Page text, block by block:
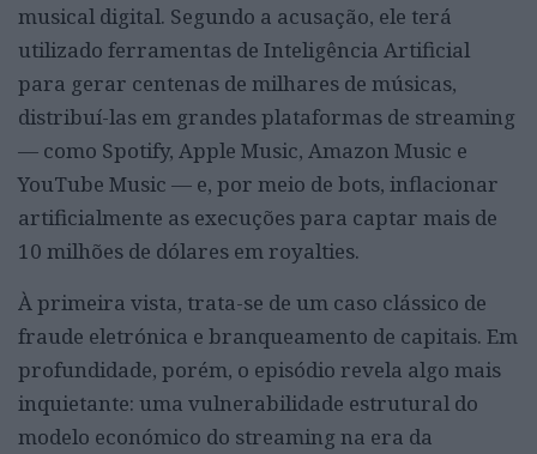
musical digital. Segundo a acusação, ele terá
utilizado ferramentas de Inteligência Artificial
para gerar centenas de milhares de músicas,
distribuí-las em grandes plataformas de streaming
— como Spotify, Apple Music, Amazon Music e
YouTube Music — e, por meio de bots, inflacionar
artificialmente as execuções para captar mais de
10 milhões de dólares em royalties.
À primeira vista, trata-se de um caso clássico de
fraude eletrónica e branqueamento de capitais. Em
profundidade, porém, o episódio revela algo mais
inquietante: uma vulnerabilidade estrutural do
modelo económico do streaming na era da